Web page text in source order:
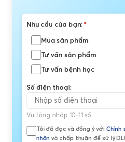
Nhu cầu của bạn:*
Mua sản phẩm
Tư vấn sản phẩm
Tư vấn bệnh học
Số điện thoại:
Vui lòng nhập 10-11 số
Tôi đã đọc và đồng ý với Chính
nhân và chấp thuận để xử lý